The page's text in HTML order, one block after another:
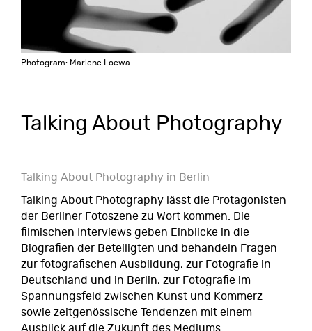
Photogram: Marlene Loewa
Talking About Photography
Talking About Photography in Berlin
Talking About Photography lässt die Protagonisten
der Berliner Fotoszene zu Wort kommen. Die
filmischen Interviews geben Einblicke in die
Biografien der Beteiligten und behandeln Fragen
zur fotografischen Ausbildung, zur Fotografie in
Deutschland und in Berlin, zur Fotografie im
Spannungsfeld zwischen Kunst und Kommerz
sowie zeitgenössische Tendenzen mit einem
Ausblick auf die Zukunft des Mediums.